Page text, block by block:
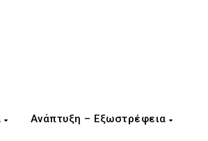
Ανάπτυξη – Εξωστρέφεια